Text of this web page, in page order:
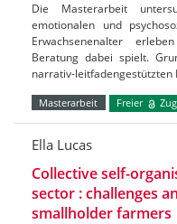
Die Masterarbeit
emotionalen und
Erwachsenenalter
Beratung dabei spielt.
narrativ-
Masterarbeit Freier
Ella Lucas
Collective self-
sector : challenges
smallholder farmers